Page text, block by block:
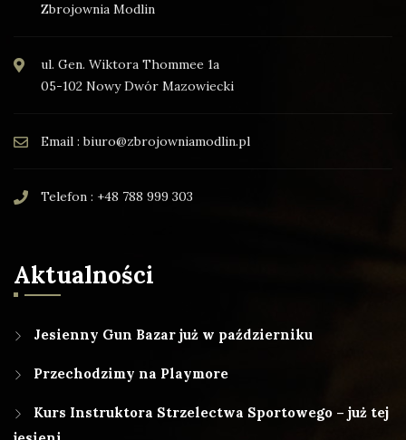
Zbrojownia Modlin
ul. Gen. Wiktora Thommee 1a
05-102 Nowy Dwór Mazowiecki
Email : biuro@zbrojowniamodlin.pl
Telefon : +48 788 999 303
Aktualności
Jesienny Gun Bazar już w październiku
Przechodzimy na Playmore
Kurs Instruktora Strzelectwa Sportowego – już tej